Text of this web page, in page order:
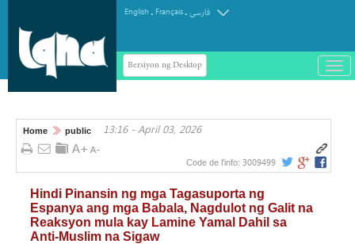
English . Français.فارسی
Bersiyon ng Desktop
باز
و
Home public 13:16 - April 03, 2026
Code de l'info: 3009499
Hindi Pinansin ng mga Tagasuporta ng
Espanya ang mga Babala, Nagdulot ng Galit na
Reaksyon mula kay Lamine Yamal Dahil sa
Anti-Muslim na Sigaw